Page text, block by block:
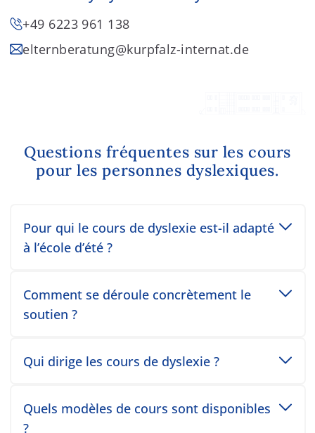
+49 6223 961 138
elternberatung@kurpfalz-internat.de
Questions fréquentes sur les cours
pour les personnes dyslexiques.
Pour qui le cours de dyslexie est-il adapté
à l’école d’été ?
Toggle accordion item
Comment se déroule concrètement le
soutien ?
Toggle accordion item
Qui dirige les cours de dyslexie ?
Toggle accordion item
Quels modèles de cours sont disponibles
?
Toggle accordion item